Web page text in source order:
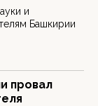
и
Башкирии
провал